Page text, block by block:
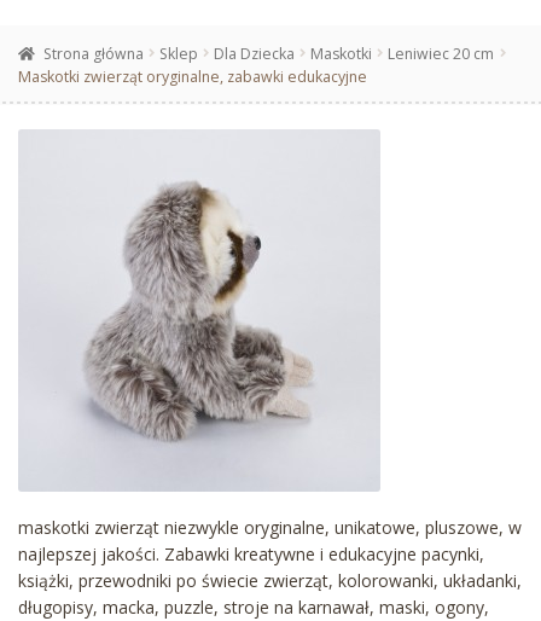
Strona główna Sklep Dla Dziecka Maskotki
Leniwiec 20 cm
Maskotki zwierząt oryginalne, zabawki edukacyjne
maskotki zwierząt niezwykle oryginalne, unikatowe, pluszowe, w
najlepszej jakości. Zabawki kreatywne i edukacyjne pacynki,
książki, przewodniki po świecie zwierząt, kolorowanki, układanki,
długopisy, macka, puzzle, stroje na karnawał, maski, ogony,